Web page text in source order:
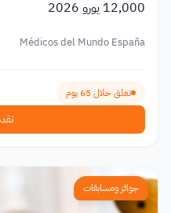
12,000 يورو 2026
Médicos del Mundo España
تغلق خلال 65 يوم
جوائز ومسابقات